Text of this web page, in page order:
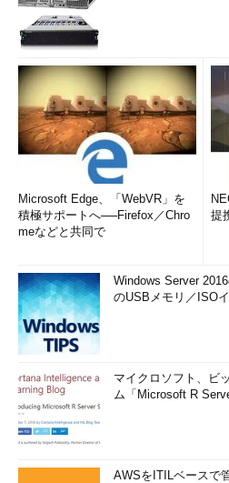
Microsoft Edge、「WebVR」を
積極サポートへ──Firefox／Chro
meなどと共同で
提
Windows Server
のUSBメモリ／ISO
マイクロソフト、ビ
ム「Microsoft R
AWSをITILベースで